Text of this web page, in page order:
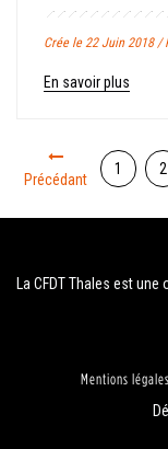
Crée le 22 Juin 2018 /
En savoir plus
Précédant
1 2
La CFDT Thales est
Mentions légales